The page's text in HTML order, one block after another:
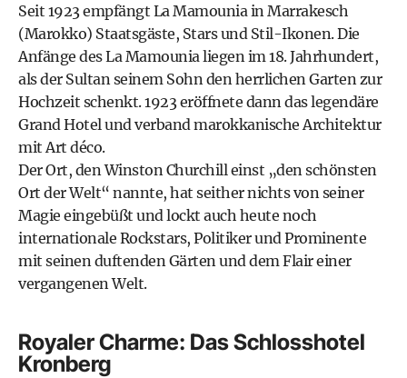
Seit 1923 empfängt La Mamounia in Marrakesch
(Marokko) Staatsgäste, Stars und Stil-Ikonen. Die
Anfänge des La Mamounia liegen im 18. Jahrhundert,
als der Sultan seinem Sohn den herrlichen Garten zur
Hochzeit schenkt. 1923 eröffnete dann das legendäre
Grand Hotel und verband marokkanische Architektur
mit Art déco.
Der Ort, den Winston Churchill einst „den schönsten
Ort der Welt“ nannte, hat seither nichts von seiner
Magie eingebüßt und lockt auch heute noch
internationale Rockstars, Politiker und Prominente
mit seinen duftenden Gärten und dem Flair einer
vergangenen Welt.
Royaler Charme: Das Schlosshotel
Kronberg